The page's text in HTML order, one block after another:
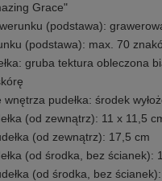
Grace"
(podstawa):
(podstawa): max. 70
gruba tektura obleczona
pudełka: środek
(od zewnątrz): 11 x 11,5
(od zewnątrz): 17,5 cm
(od środka, bez ścianek):
(od środka, bez